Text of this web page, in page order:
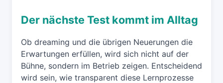
Der nächste Test kommt im Alltag
Ob dreaming und die übrigen Neuerungen die
Erwartungen erfüllen, wird sich nicht auf der
Bühne, sondern im Betrieb zeigen. Entscheidend
wird sein, wie transparent diese Lernprozesse